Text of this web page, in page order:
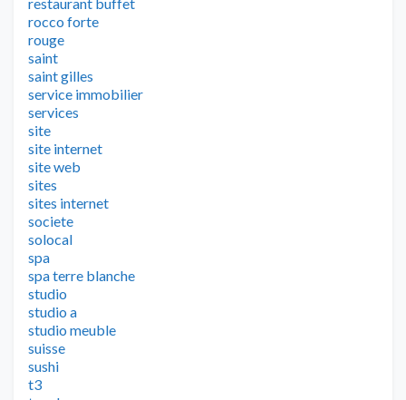
rocco forte
rouge
saint
saint gilles
service immobilier
services
site
site internet
site web
sites
sites internet
societe
solocal
spa
spa terre blanche
studio
studio a
studio meuble
suisse
sushi
t3